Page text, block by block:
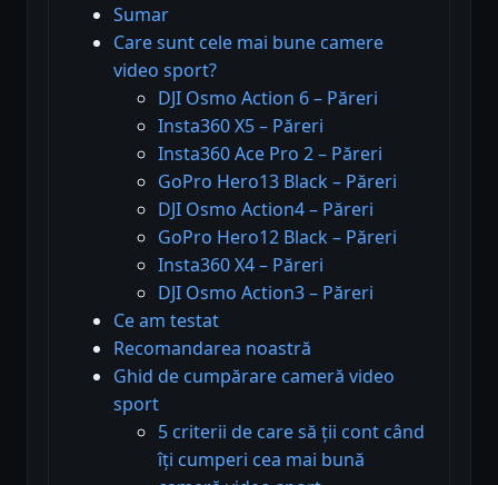
Sumar
Care sunt cele mai bune camere
video sport?
DJI Osmo Action 6 – Păreri
Insta360 X5 – Păreri
Insta360 Ace Pro 2 – Păreri
GoPro Hero13 Black – Păreri
DJI Osmo Action4 – Păreri
GoPro Hero12 Black – Păreri
Insta360 X4 – Păreri
DJI Osmo Action3 – Păreri
Ce am testat
Recomandarea noastră
Ghid de cumpărare cameră video
sport
5 criterii de care să ții cont când
îți cumperi cea mai bună